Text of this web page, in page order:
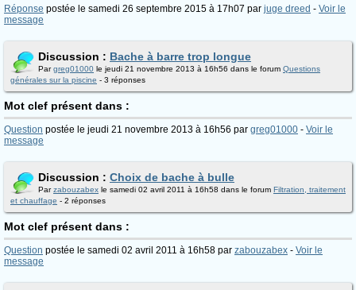
Réponse postée le samedi 26 septembre 2015 à 17h07 par juge dreed - Voir le
message
Discussion : Bache à barre trop longue
Pargreg01000 le jeudi 21 novembre 2013 à 16h56 dans le forum Questions
générales sur la piscine - 3 réponses
Mot clef présent dans :
Question postée le jeudi 21 novembre 2013 à 16h56 par greg01000 - Voir le
message
Discussion : Choix de bache à bulle
Parzabouzabex le samedi 02 avril 2011 à 16h58 dans le forum Filtration, traitement
et chauffage - 2 réponses
Mot clef présent dans :
Question postée le samedi 02 avril 2011 à 16h58 par zabouzabex - Voir le
message